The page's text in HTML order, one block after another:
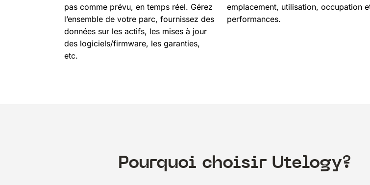
pas comme prévu, en temps réel. Gérez
l’ensemble de votre parc, fournissez des
données sur les actifs, les mises à jour
des logiciels/firmware, les garanties,
etc.
emplacement, utilisation, occupation
performances.
Pourquoi choisir Utelogy?